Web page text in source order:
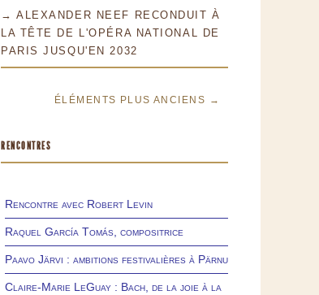
→ ALEXANDER NEEF RECONDUIT À
LA TÊTE DE L'OPÉRA NATIONAL DE
PARIS JUSQU'EN 2032
ÉLÉMENTS PLUS ANCIENS →
RENCONTRES
Rencontre avec Robert Levin
Raquel García Tomás, compositrice
Paavo Järvi : ambitions festivalières à Pärnu
Claire-Marie LeGuay : Bach, de la joie à la